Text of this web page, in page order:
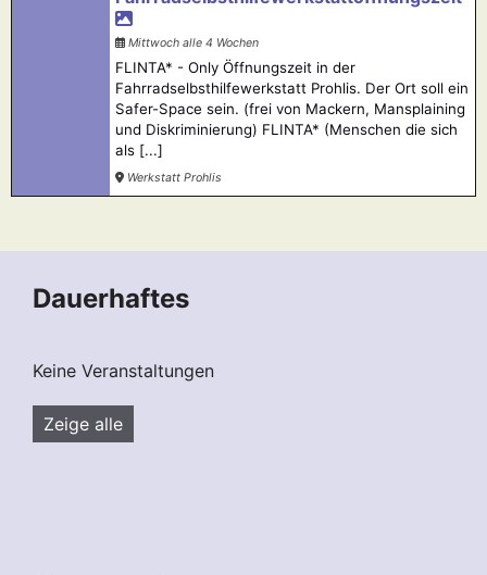
Mittwoch alle 4 Wochen
FLINTA* - Only Öffnungszeit in der
Fahrradselbsthilfewerkstatt Prohlis. Der Ort soll ein
Safer-Space sein. (frei von Mackern, Mansplaining
und Diskriminierung) FLINTA* (Menschen die sich
als [...]
Werkstatt Prohlis
Dauerhaftes
Keine Veranstaltungen
Zeige alle